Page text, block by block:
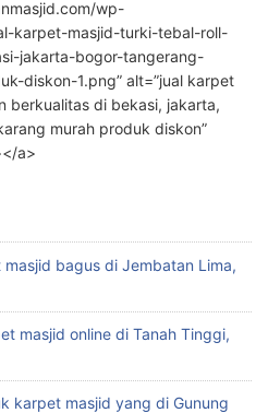
wp-
karpet-masjid-turki-tebal-roll-
jakarta-bogor-tangerang-
diskon-1.png” alt=”jual karpet
berkualitas di bekasi, jakarta,
murah produk diskon”
a>
bagus di Jembatan Lima,
masjid online di Tanah Tinggi,
karpet masjid yang di Gunung